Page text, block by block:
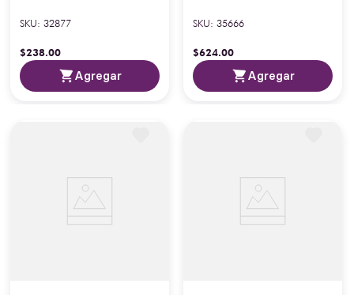
SKU: 32877
$238.00
Agregar
SKU: 35666
$624.00
Agregar